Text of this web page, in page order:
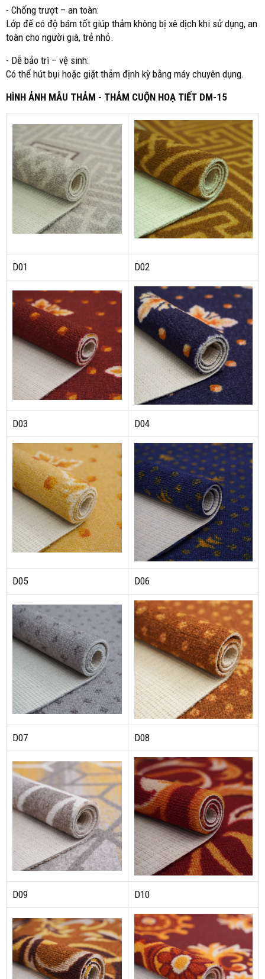
- Chống trượt – an toàn:
Lớp đế có độ bám tốt giúp thảm không bị xê dịch khi sử dụng, an
toàn cho người già, trẻ nhỏ.
- Dễ bảo trì – vệ sinh:
Có thể hút bụi hoặc giặt thảm định kỳ bằng máy chuyên dụng.
HÌNH ẢNH MẪU THẢM - THẢM CUỘN HOẠ TIẾT DM-15
D01 D02
D03 D04
D05 D06
D07 D08
D09 D10